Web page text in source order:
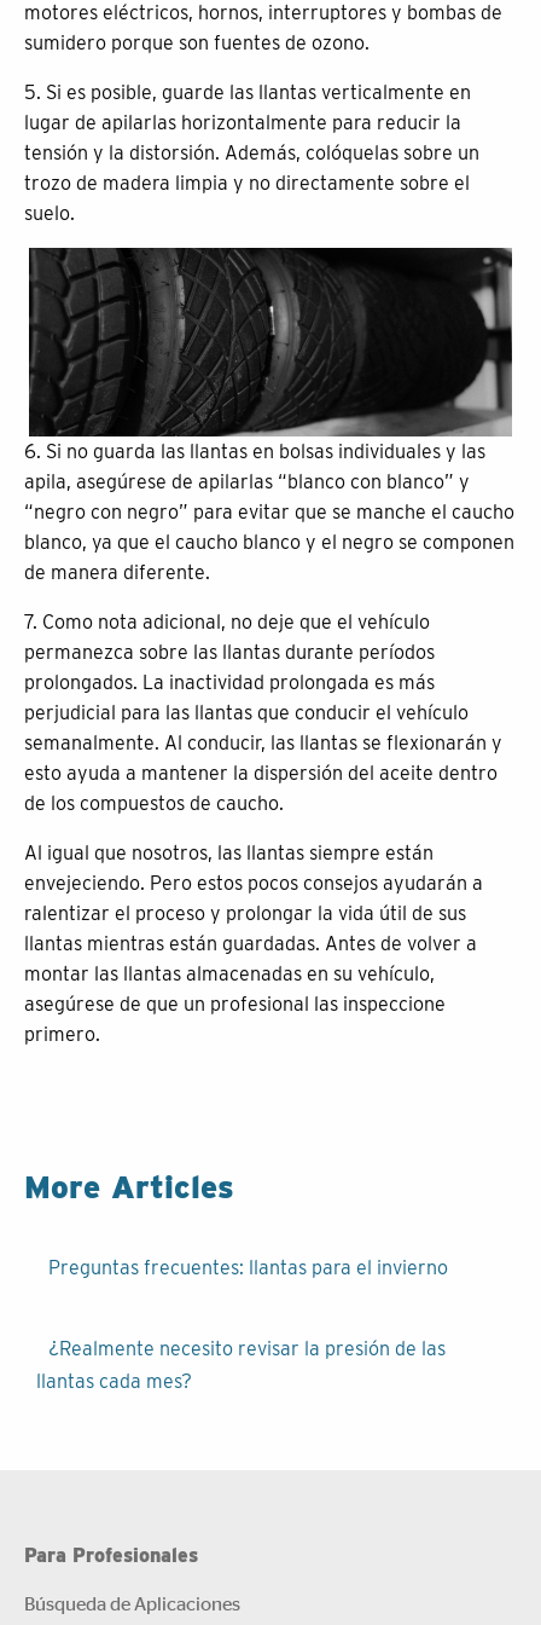
motores eléctricos, hornos, interruptores y bombas de
sumidero porque son fuentes de ozono.
5. Si es posible, guarde las llantas verticalmente en
lugar de apilarlas horizontalmente para reducir la
tensión y la distorsión. Además, colóquelas sobre un
trozo de madera limpia y no directamente sobre el
suelo.
6. Si no guarda las llantas en bolsas individuales y las
apila, asegúrese de apilarlas “blanco con blanco” y
“negro con negro” para evitar que se manche el caucho
blanco, ya que el caucho blanco y el negro se componen
de manera diferente.
7. Como nota adicional, no deje que el vehículo
permanezca sobre las llantas durante períodos
prolongados. La inactividad prolongada es más
perjudicial para las llantas que conducir el vehículo
semanalmente. Al conducir, las llantas se flexionarán y
esto ayuda a mantener la dispersión del aceite dentro
de los compuestos de caucho.
Al igual que nosotros, las llantas siempre están
envejeciendo. Pero estos pocos consejos ayudarán a
ralentizar el proceso y prolongar la vida útil de sus
llantas mientras están guardadas. Antes de volver a
montar las llantas almacenadas en su vehículo,
asegúrese de que un profesional las inspeccione
primero.
More Articles
Navegación
Preguntas frecuentes: llantas para el invierno
¿Realmente necesito revisar la presión de las
llantas cada mes?
Para Profesionales
Búsqueda de Aplicaciones